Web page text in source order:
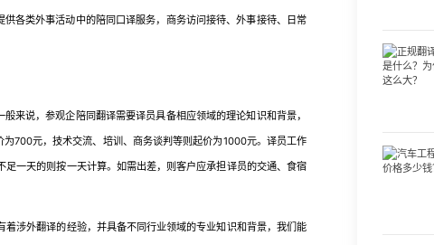
各类外事活动中的陪同口译服务，商务访问接待、外事接待、日常
说，参观企陪同翻译需要译员具备相应领域的理论知识和背景，
700元，技术交流、培训、商务谈判等则起价为1000元。译员工作
一天的则按一天计算。如需出差，则客户应承担译员的交通、食宿
涉外翻译的经验，并具备不同行业领域的专业知识和背景，我们能